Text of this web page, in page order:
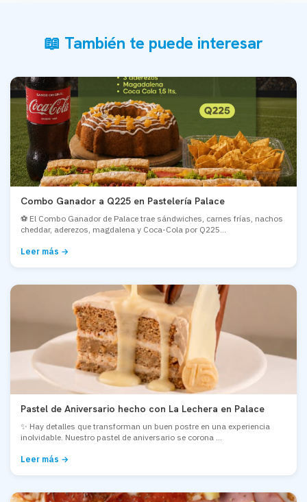
📖 También te puede interesar
Combo Ganador a Q225 en Pastelería Palace
⚽ El Combo Ganador de Palace trae sándwiches, carnes frías, nachos
cheddar, aderezos, magdalena y Coca-Cola por Q225...
Leer más →
Pastel de Aniversario hecho con La Lechera en Palace
✨ Hay detalles que transforman un buen postre en una experiencia
inolvidable. Nuestro pastel de aniversario se corona ...
Leer más →